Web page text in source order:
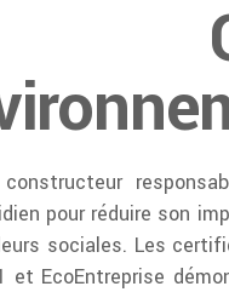
constructeur
pour réduire son
sociales. Les
et EcoEntreprise